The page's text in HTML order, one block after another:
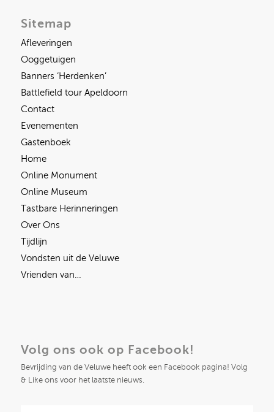
Sitemap
Afleveringen
Ooggetuigen
Banners ‘Herdenken’
Battlefield tour Apeldoorn
Contact
Evenementen
Gastenboek
Home
Online Monument
Online Museum
Tastbare Herinneringen
Over Ons
Tijdlijn
Vondsten uit de Veluwe
Vrienden van…
Volg ons ook op Facebook!
Bevrijding van de Veluwe heeft ook een Facebook pagina! Volg
& Like ons voor het laatste nieuws.